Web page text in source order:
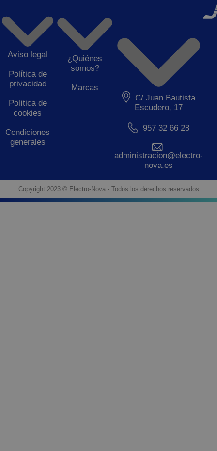
Aviso legal
Política de
privacidad
Política de
cookies
Condiciones
generales
¿Quiénes
somos?
Marcas
C/ Juan Bautista
Escudero, 17
957 32 66 28
administracion@electro-
nova.es
Copyright 2023 © Electro-Nova - Todos los derechos reservados